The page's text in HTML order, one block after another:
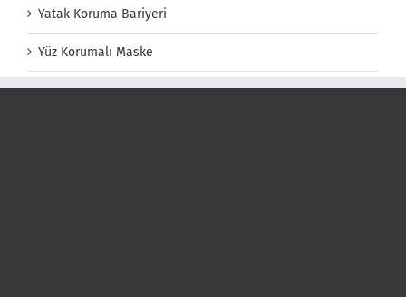
Yatak Koruma Bariyeri
Yüz Korumalı Maske